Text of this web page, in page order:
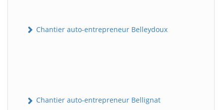
Chantier auto-entrepreneur Belleydoux
Chantier auto-entrepreneur Bellignat